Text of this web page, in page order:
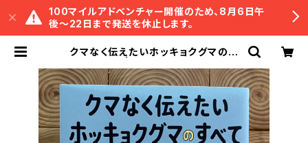
100マイルアドベンチャー開催のため、8月6日午
後〜22日まで発送を休止します。
クマなく伝えたいホッキョクグマのす